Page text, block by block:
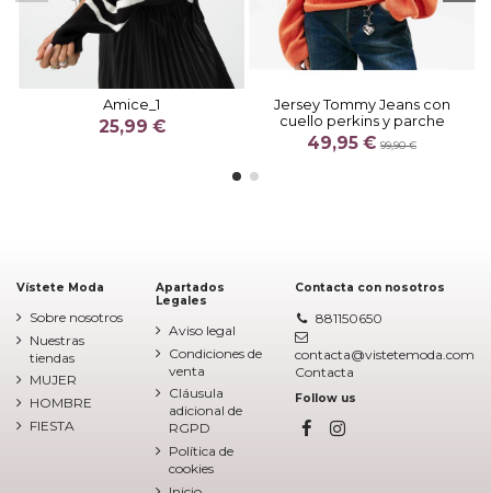
Amice_1
25,99 €
Jersey Tommy Jeans con
cuello perkins y parche
49,95 € 99,90 €
Vístete Moda
Sobre nosotros
Nuestras
tiendas
MUJER
HOMBRE
FIESTA
Apartados
Legales
Aviso legal
Condiciones de
venta
Cláusula
adicional de
RGPD
Política de
cookies
Contacta con nosotros
881150650
contacta@vistetemoda.com
Contacta
Follow us